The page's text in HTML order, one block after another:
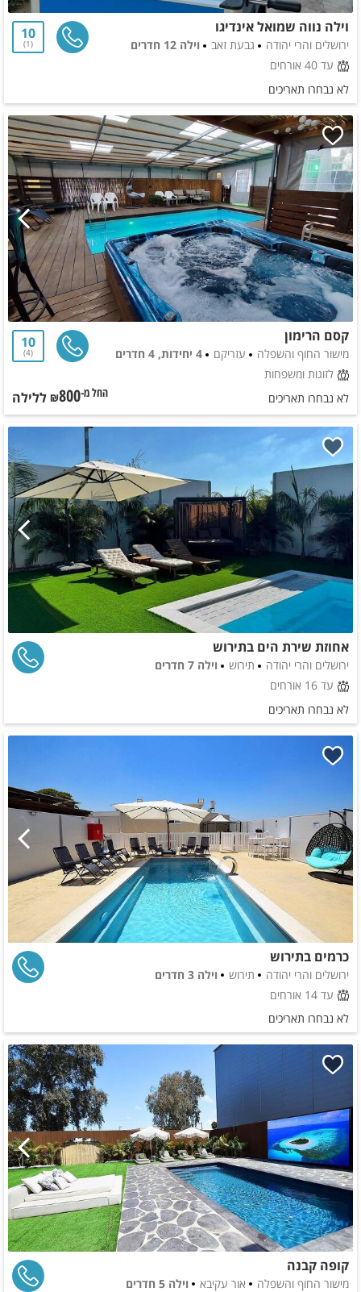
וילה נווה שמואל אינדיגו
ירושלים והרי יהודה גבעת זאב
וילה 12 חדרים
עד 40 אורחים
10
1
לא נבחרו תאריכים
קסם הרימון
מישור החוף והשפלה עזריקם
4 יחידות, 4 חדרים
לזוגות ומשפחות
10
4
לא נבחרו תאריכים החל מ-₪800 ללילה
אחוזת שירת הים בתירוש
ירושלים והרי יהודה תירוש
וילה 7 חדרים
עד 16 אורחים
לא נבחרו תאריכים
כרמים בתירוש
ירושלים והרי יהודה תירוש
וילה 3 חדרים
עד 14 אורחים
לא נבחרו תאריכים
קופה קבנה
מישור החוף והשפלה אור עקיבא
וילה 5 חדרים